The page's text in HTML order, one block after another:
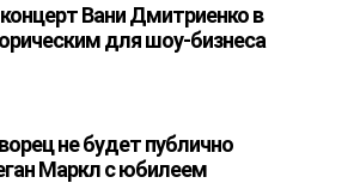
Вани Дмитриенко в
для шоу-бизнеса
не будет публично
Маркл с юбилеем